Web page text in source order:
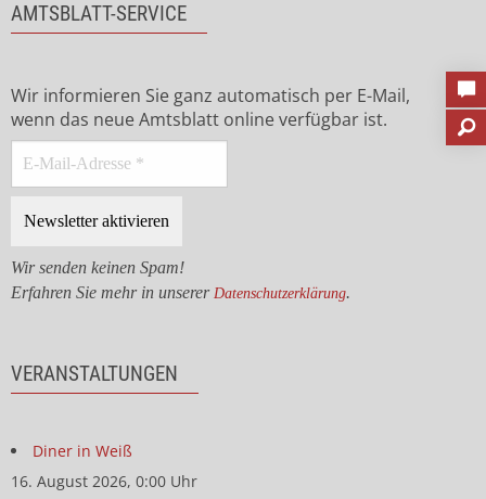
AMTSBLATT-SERVICE
Wir informieren Sie ganz automatisch per E-Mail,
wenn das neue Amtsblatt online verfügbar ist.
Wir senden keinen Spam!
Erfahren Sie mehr in unserer Datenschutzerklärung.
VERANSTALTUNGEN
Diner in Weiß
16. August 2026, 0:00 Uhr